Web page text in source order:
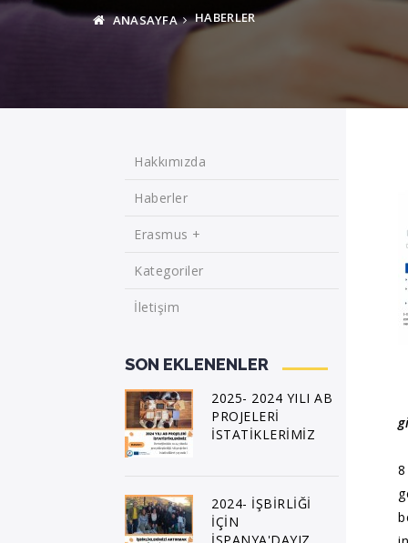
ANASAYFA HABERLER
Hakkımızda
Haberler
Erasmus +
Kategoriler
İletişim
SON EKLENENLER
2025- 2024 YILI AB
PROJELERİ
İSTATİKLERİMİZ
2024- İŞBİRLİĞİ
İÇİN